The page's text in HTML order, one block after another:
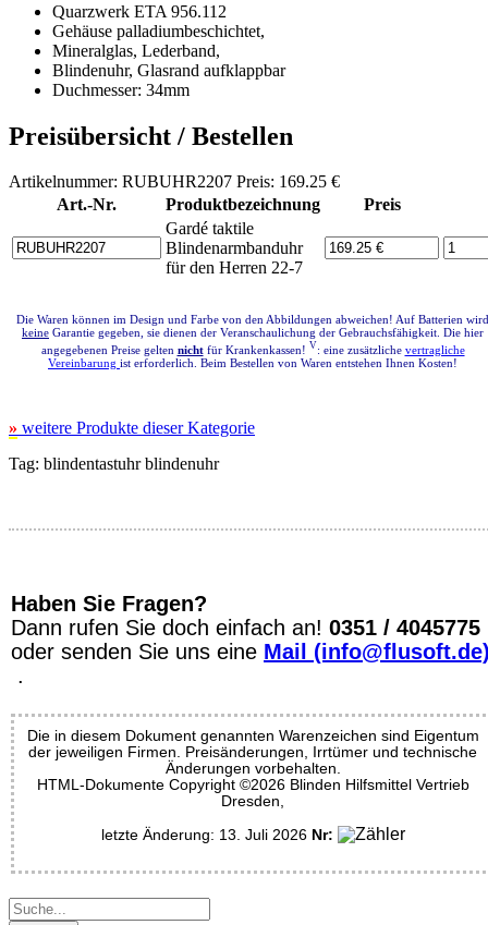
Quarzwerk ETA 956.112
Gehäuse palladiumbeschichtet,
Mineralglas, Lederband,
Blindenuhr, Glasrand aufklappbar
Duchmesser: 34mm
Preisübersicht / Bestellen
Artikelnummer: RUBUHR2207 Preis: 169.25 €
Art.-Nr.
Produktbezeichnung
Preis
Gardé taktile
Blindenarmbanduhr
für den Herren 22-7
Die Waren können im Design und Farbe von den Abbildungen abweichen! Auf Batterien wird
keine Garantie gegeben, sie dienen der Veranschaulichung der Gebrauchsfähigkeit. Die hier
angegebenen Preise gelten nichtfür Krankenkassen! V: eine zusätzliche vertragliche
Vereinbarung ist erforderlich. Beim Bestellen von Waren entstehen Ihnen Kosten!
» weitere Produkte dieser Kategorie
Tag: blindentastuhrblindenuhr
Haben Sie Fragen?
Dann rufen Sie doch einfach an! 0351 / 4045775
oder senden Sie uns eine Mail
.
Die in diesem Dokument genannten Warenzeichen sind Eigentum
der jeweiligen Firmen. Preisänderungen, Irrtümer und technische
Änderungen vorbehalten.
HTML-Dokumente Copyright ©2026 Blinden Hilfsmittel Vertrieb
Dresden,
letzte Änderung: 13. Juli 2026 Nr: